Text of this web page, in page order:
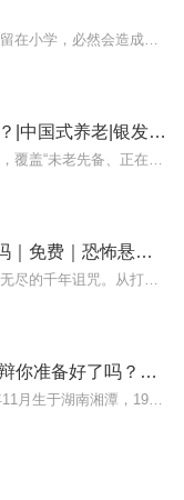
养老那些事|你准备好了吗？|中国式养老|银发经济|
诅咒已抵达，你准备好了吗｜免费｜恐怖悬疑｜灵异惊悚
北京交通大学 毕业论文答辩你准备好了吗？王耀球